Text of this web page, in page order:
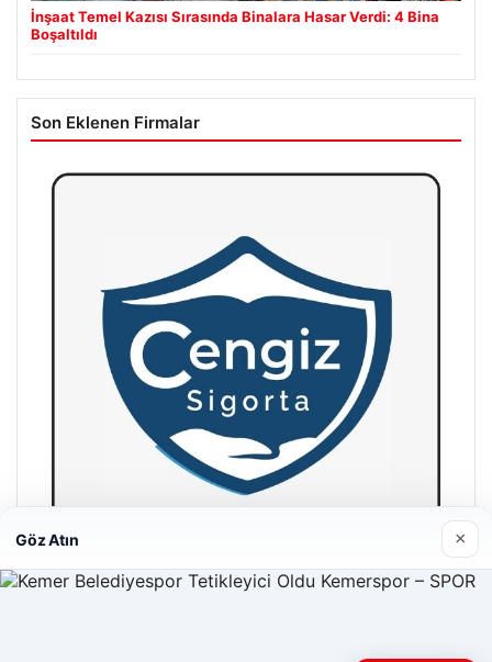
İnşaat Temel Kazısı Sırasında Binalara Hasar Verdi: 4 Bina
Boşaltıldı
Son Eklenen Firmalar
Göz Atın ×